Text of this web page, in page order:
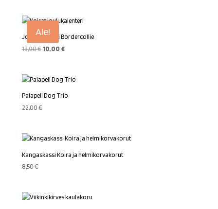
Ale!
Joulukalenteri Bordercollie
13,90€ Alkuperäinen
13,90 €.
10,00 €Nykyinen
10,00 €.
Palapeli Dog Trio
22,00€
Kangaskassi Koira ja helmikorvakorut
8,50€